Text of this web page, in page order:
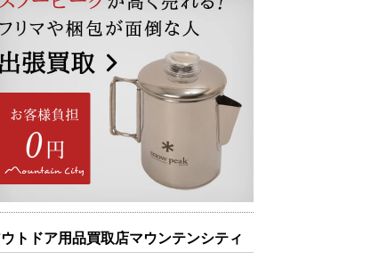
トドア用品買取店マウンテンシティ